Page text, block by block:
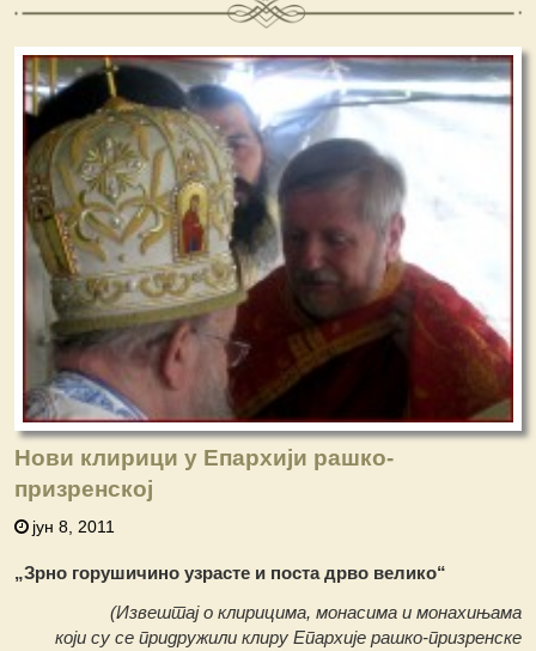
Нови клирици у Епархији рашко-
призренској
јун 8, 2011
„Зрно горушичино узрасте и поста дрво велико“
(Извештај о клирицима, монасима и монахињамa
који су се придружили клиру Епархије рашко-призренске